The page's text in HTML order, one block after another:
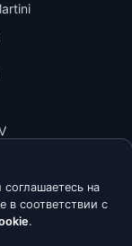
на
в соответствии с
.